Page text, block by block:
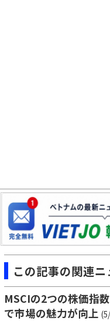
この記事の関連ニ
MSCIの2つの株価指
で市場の魅力が向上